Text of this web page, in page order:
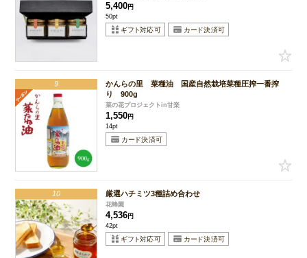
5,400 円
50pt
9
かんらの里 菜種油 国産自然栽培菜種圧搾一番搾
り 900g
菜の花プロジェクトin甘楽
1,550 円
14pt
10 厳選ハチミツ3種詰め合わせ
花蜂園
4,536 円
42pt